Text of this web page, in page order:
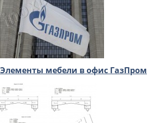
Элементы мебели в офис ГазПром